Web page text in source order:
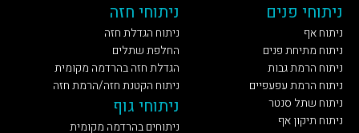
ניתוחי פנים
ניתוח אף
ניתוח מתיחת פנים
ניתוח הרמת גבות
ניתוח הרמת עפעפיים
ניתוח שתל סנטר
ניתוח תיקון אף
ניתוחי חזה
ניתוח הגדלת חזה
החלפת שתלים
הגדלת חזה בהרדמה מקומית
ניתוח הקטנת חזה/הרמת חזה
ניתוחי גוף
ניתוחים בהרדמה מקומית